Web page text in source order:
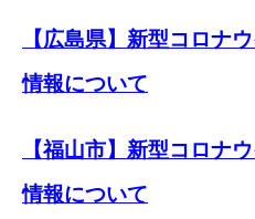
【広島県】新型コロナ
情報について
【福山市】新型コロナ
情報について